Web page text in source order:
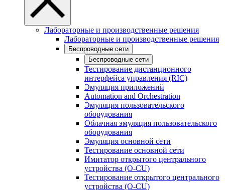
Лабораторные и производственные решения
Лабораторные и производственные решения
Беспроводные сети
Беспроводные сети
Тестирование дистанционного
интерфейса управления (RIC)
Эмуляция приложений
Automation and Orchestration
Эмуляция пользовательского
оборудования
Облачная эмуляция пользовательского
оборудования
Эмуляция основной сети
Тестирование основной сети
Имитатор открытого центрального
устройства (O-CU)
Тестирование открытого центрального
устройства (O-CU)